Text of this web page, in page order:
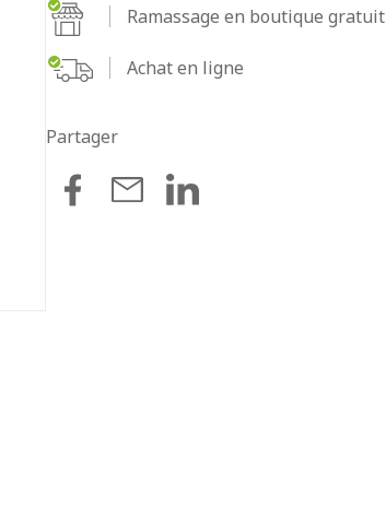
Ramassage en boutique gratuit
Achat en ligne
Partager